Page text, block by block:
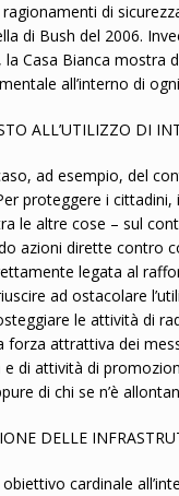
di
di Bush del 2006.
Casa Bianca mostra
all’interno di
ALL’UTILIZZO DI
ad esempio, del
proteggere i
le altre cose – sul
azioni dirette contro
legata al
ad ostacolare
le attività di
forza attrattiva dei
e di attività di
di chi se n’è
DELLE
cardinale